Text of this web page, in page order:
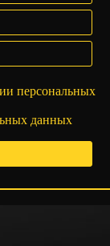
персональных
данных